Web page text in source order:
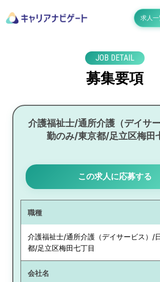
求人
JOB DETAIL
募集要項
介護福祉士/通所介護（デイサ
勤のみ/東京都/足立区梅田
この求人に応募する
職種
介護福祉士/通所介護（デイサービス）/
都/足立区梅田七丁目
会社名